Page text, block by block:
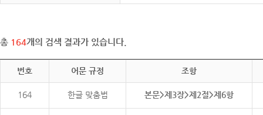
총 164개의 검색 결과가 있습니다.
번호 어문 규정 조항
164 한글 맞춤법 본문>제3장>제2절>제6항